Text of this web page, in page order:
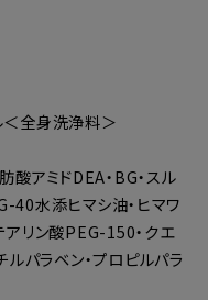
全身洗浄料＞
アミドDEA・BG・スル
40水添ヒマシ油・ヒマワ
アリン酸PEG-150・クエ
ルパラベン・プロピルパラ